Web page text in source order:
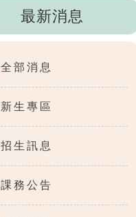
最新消息
全部消息
新生專區
招生訊息
課務公告